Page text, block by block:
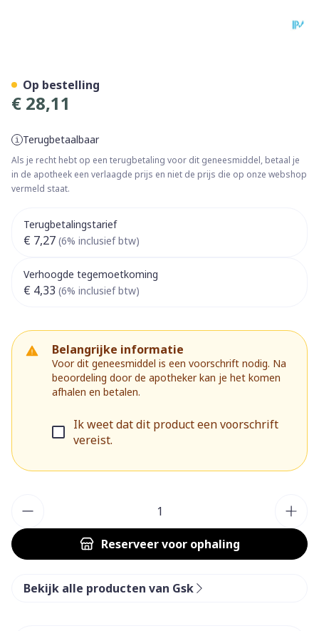
€ 28,11
Terugbetaalbaar
Als je recht hebt op een terugbetaling voor dit geneesmiddel, betaal je
in de apotheek een verlaagde prijs en niet de prijs die op onze webshop
vermeld staat.
Terugbetalingstarief
€ 7,27 (6% inclusief btw)
Verhoogde tegemoetkoming
€ 4,33 (6% inclusief btw)
Belangrijke informatie
Voor dit geneesmiddel is een voorschrift nodig. Na
beoordeling door de apotheker kan je het komen
afhalen en betalen.
Ik weet dat dit product een voorschrift
vereist.
Reserveervoor ophaling
Op bestelling
Bekijk alle producten van Gsk